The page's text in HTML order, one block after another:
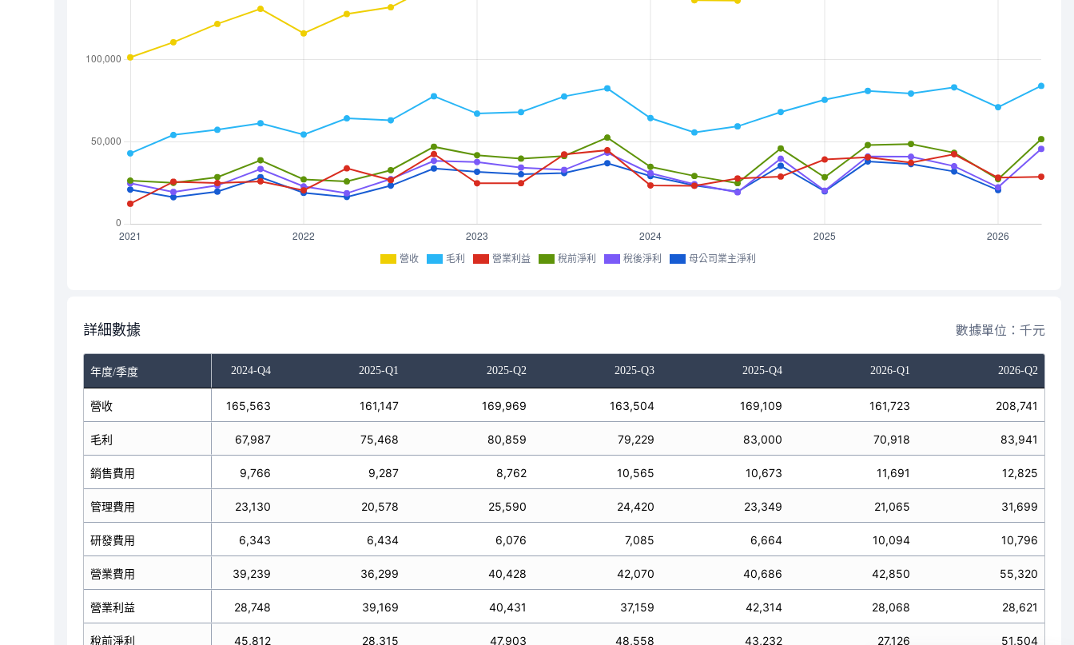
營收 毛利 營業利益 稅前淨利 稅後淨利 母公司業主淨利
詳細數據 數據單位：千元
年度/季度
2024-Q3 2024-Q4 2025-Q1 2025-Q2 2025-Q3 2025-Q4 2026-Q1 2026-Q2
營收
毛利
銷售費用
管理費用
研發費用
營業費用
營業利益
稅前淨利
135,765 165,563 161,147 169,969 163,504 169,109 161,723 208,741
59,288 67,987 75,468 80,859 79,229 83,000 70,918 83,941
9,512 9,766 9,287 8,762 10,565 10,673 11,691 12,825
18,010 23,130 20,578 25,590 24,420 23,349 21,065 31,699
4,199 6,343 6,434 6,076 7,085 6,664 10,094 10,796
31,721 39,239 36,299 40,428 42,070 40,686 42,850 55,320
27,567 28,748 39,169 40,431 37,159 42,314 28,068 28,621
24,746 45,812 28,315 47,903 48,558 43,232 27,126 51,504